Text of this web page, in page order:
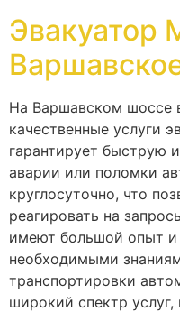
Эвакуатор
На Варшавском шоссе
качественные услуги
гарантирует быструю
аварии или поломки
круглосуточно, что
реагировать на
имеют большой опыт
необходимыми
транспортировки
широкий спектр